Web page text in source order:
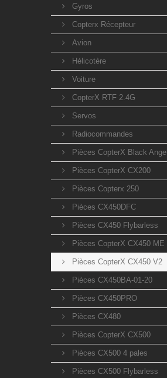
Gyros
Copterx Récepteur
Avion
Hélicotère
Voiture
CopterX RTF 2.4G
Servos
Radiocommandes
Pièces CopterX Black Angel
Pièces CopterX CX200
Pièces Copterx 250
Pièces CX450DFC
Pièces CX450 Flybarless
Pièces CopterX CX450 ME
Pièces CopterX CX450 V2
Pièces CX450BA-01-20
Pièces CX450PRO
Pièces CX480
Pièces CopterX CX500
Pièces CX500 4 pales
Pièces CX500 Flybarless